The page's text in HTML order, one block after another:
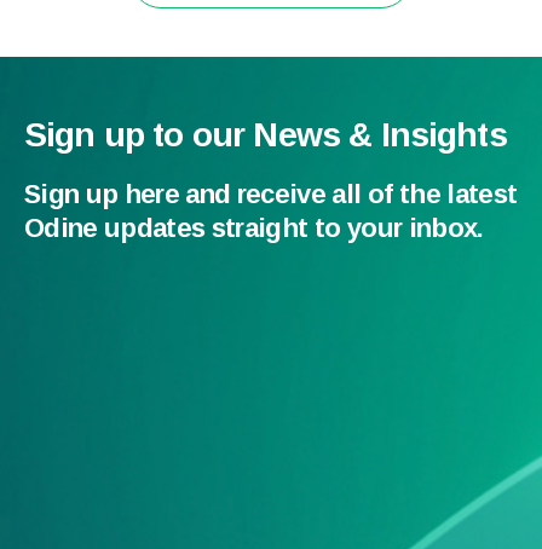
Sign up to our News & Insights
Sign up here and receive all of the latest
Odine updates straight to your inbox.